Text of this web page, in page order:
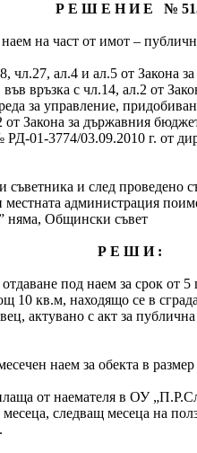
Р Е Ш Е Н И Е №
на част от имот –
чл.27, ал.4 и ал.5 от Закона
връзка с чл.14, ал.2 от
за управление,
Закона за държавния
01-3774/03.09.2010 г. от
и след проведено
администрация
няма, Общински съвет
Р Е Ш И :
под наем за срок от
10 кв.м, находящо се в
актувано с акт за
наем за обекта в
от наемателя в ОУ
следващ месеца на